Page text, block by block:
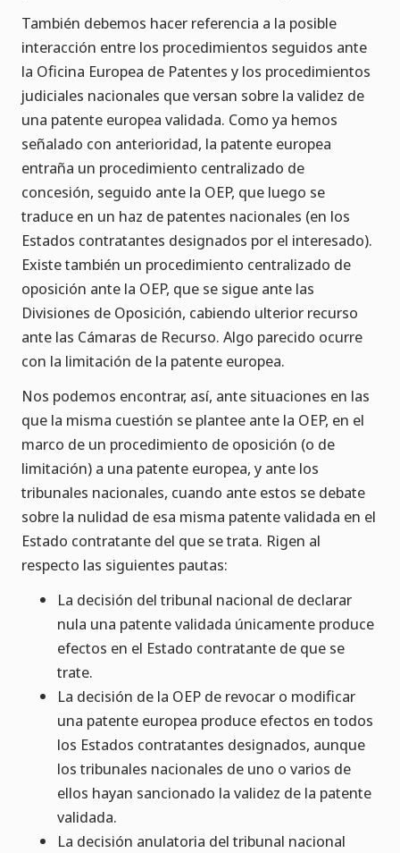
También debemos hacer referencia a la posible
interacción entre los procedimientos seguidos ante
la Oficina Europea de Patentes y los procedimientos
judiciales nacionales que versan sobre la validez de
una patente europea validada. Como ya hemos
señalado con anterioridad, la patente europea
entraña un procedimiento centralizado de
concesión, seguido ante la OEP, que luego se
traduce en un haz de patentes nacionales (en los
Estados contratantes designados por el interesado).
Existe también un procedimiento centralizado de
oposición ante la OEP, que se sigue ante las
Divisiones de Oposición, cabiendo ulterior recurso
ante las Cámaras de Recurso. Algo parecido ocurre
con la limitación de la patente europea.
Nos podemos encontrar, así, ante situaciones en las
que la misma cuestión se plantee ante la OEP, en el
marco de un procedimiento de oposición (o de
limitación) a una patente europea, y ante los
tribunales nacionales, cuando ante estos se debate
sobre la nulidad de esa misma patente validada en el
Estado contratante del que se trata. Rigen al
respecto las siguientes pautas:
La decisión del tribunal nacional de declarar
nula una patente validada únicamente produce
efectos en el Estado contratante de que se
trate.
La decisión de la OEP de revocar o modificar
una patente europea produce efectos en todos
los Estados contratantes designados, aunque
los tribunales nacionales de uno o varios de
ellos hayan sancionado la validez de la patente
validada.
La decisión anulatoria del tribunal nacional